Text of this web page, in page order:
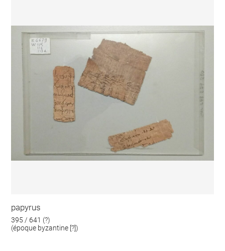
papyrus
395 / 641 (?)
(époque byzantine [?])